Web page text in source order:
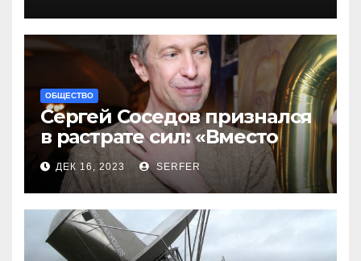
ОБЩЕСТВО
Сергей Соседов признался
в растрате сил: «Вместо
меня взяли Пригожина»
ДЕК 16, 2023 SERFER